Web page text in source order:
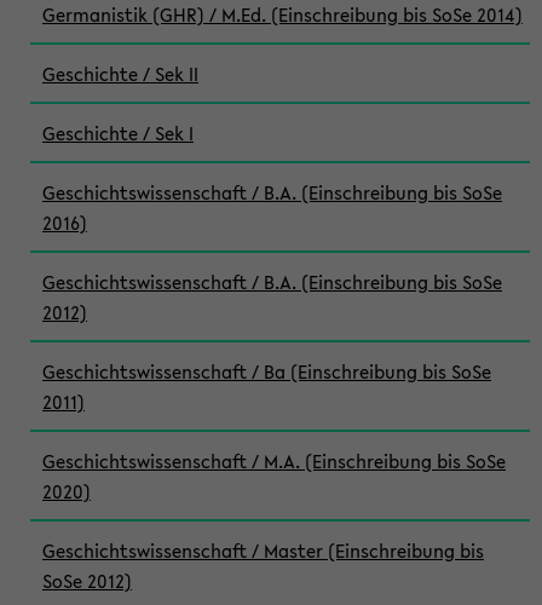
Germanistik (GHR) / M.Ed. (Einschreibung bis SoSe 2014)
Geschichte / Sek II
Geschichte / Sek I
Geschichtswissenschaft / B.A. (Einschreibung bis SoSe
2016)
Geschichtswissenschaft / B.A. (Einschreibung bis SoSe
2012)
Geschichtswissenschaft / Ba (Einschreibung bis SoSe
2011)
Geschichtswissenschaft / M.A. (Einschreibung bis SoSe
2020)
Geschichtswissenschaft / Master (Einschreibung bis
SoSe 2012)